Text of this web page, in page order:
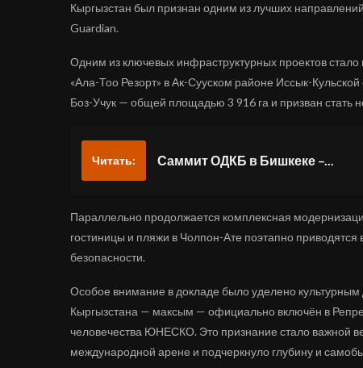
Кыргызстан был признан одним из лучших
Guardian.
Одним из ключевых инфраструктурных проектов стало
«Ала-Тоо Резорт» в Ак-Сууском районе Иссык-
Боз-Учук — общей площадью 3 916 га и призван стать
Читать: Саммит ОДКБ в Бишкеке –...
Параллельно продолжается комплексная
гостиницы и пляжи в Чолпон-Ате поэтапно приводятся
безопасности.
Особое внимание в докладе было уделено
Кыргызстана — максым — официально включён в
человечества ЮНЕСКО. Это признание стало важной
международной арене и подчеркнуло глубину и